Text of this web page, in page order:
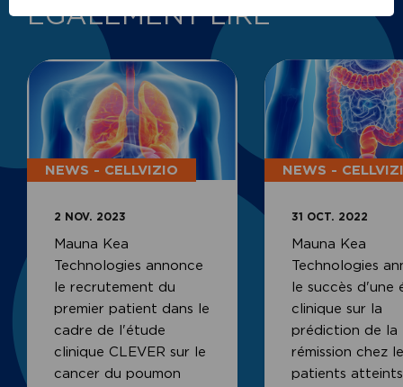
ÉGALEMENT LIRE
NEWS - CELLVIZIO
2 NOV. 2023
Mauna Kea
Technologies annonce
le recrutement du
premier patient dans le
cadre de l'étude
clinique CLEVER sur le
cancer du poumon
NEWS -
31 OCT. 2022
Mauna Kea
Technologies
le succès d'une
clinique sur la
prédiction de la
rémission chez
patients